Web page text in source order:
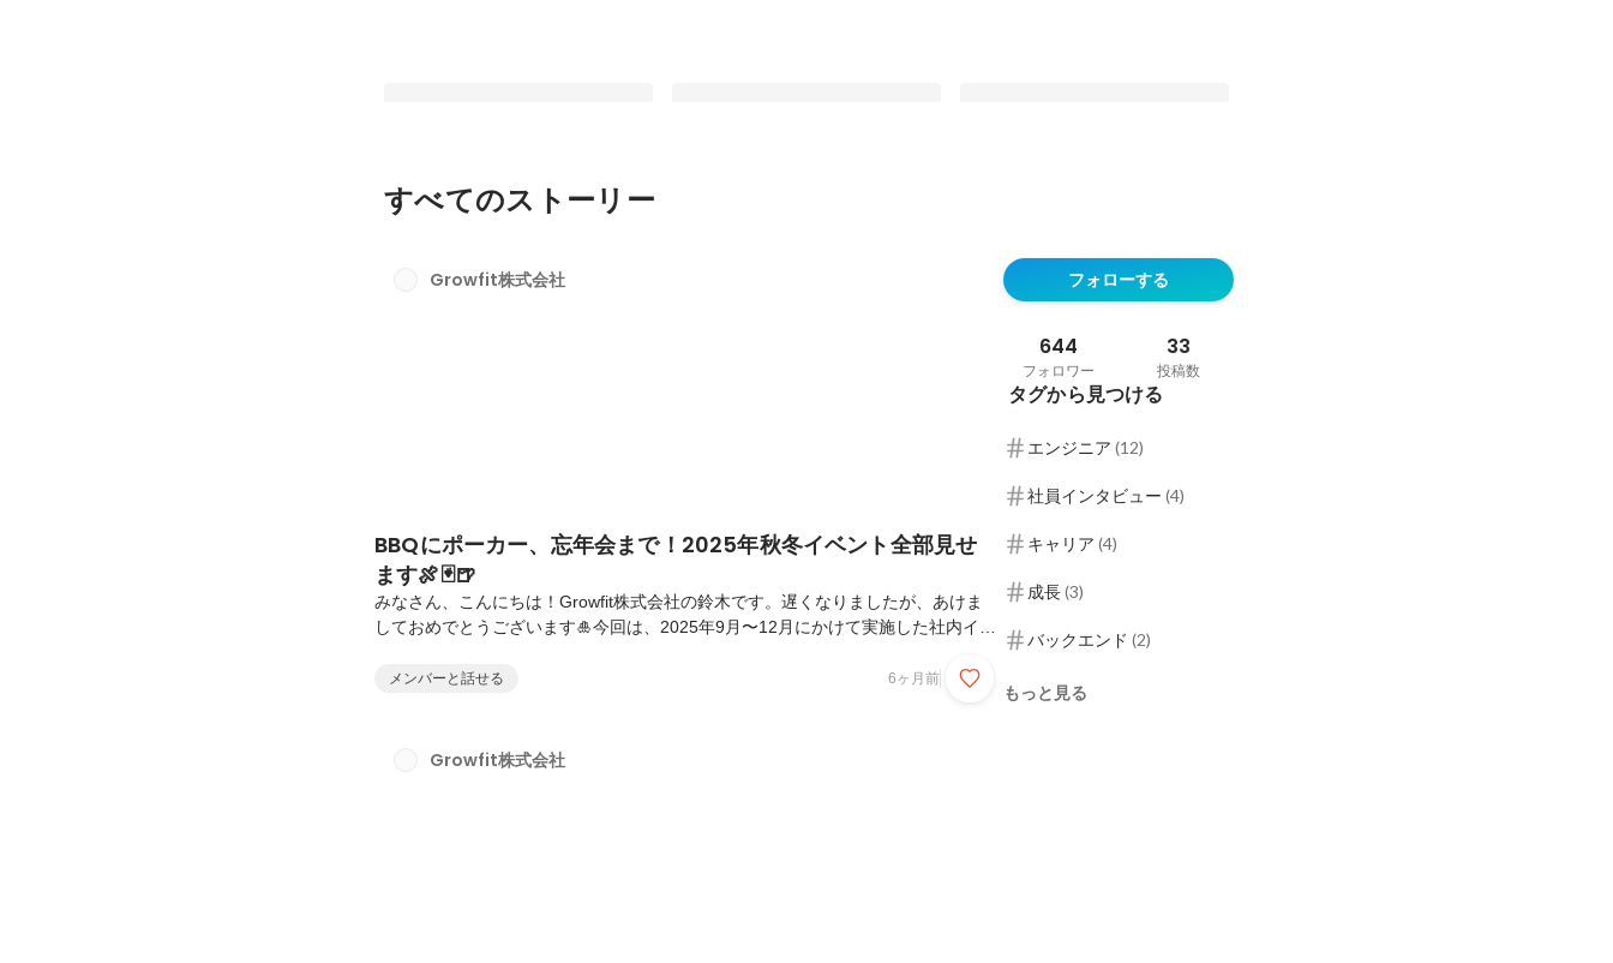
固定された投稿
すべてのストーリー
Growfit株式会社
BBQにポーカー、忘年会まで！2025年秋冬イベント全部見せ
ます🍖🃏🍺
みなさん、こんにちは！Growfit株式会社の鈴木です。遅くなりましたが、あけま
しておめでとうございます🎍今回は、2025年9月〜12月にかけて実施した社内イベ
いイベントの様子をぜひご覧ください😊9月｜全社BBQを開催しました！🍖🍻期の
楽しめるスタイル🍶今回はいつもと少しテイストを変えて、お祭り感のあるビアガ
メンバーと話せる 6ヶ月前
Growfit株式会社
フォローする
644
フォロワー
33
投稿数
タグから見つける
エンジニア (12)
社員インタビュー (4)
キャリア (4)
成長(3)
バックエンド (2)
もっと見る